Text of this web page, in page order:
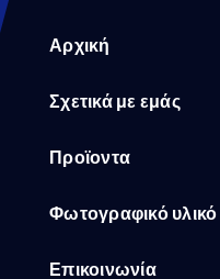
Αρχική
Σχετικά με εμάς
Προϊοντα
Φωτογραφικό υλικό
Επικοινωνία